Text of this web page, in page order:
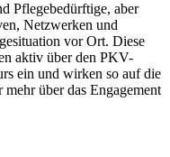
Pflegebedürftige, aber
Netzwerken und
vor Ort. Diese
aktiv über den PKV-
ein und wirken so auf die
über das Engagement